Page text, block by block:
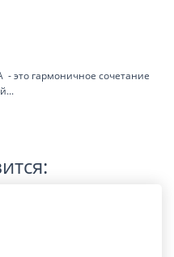
- это гармоничное сочетание
...